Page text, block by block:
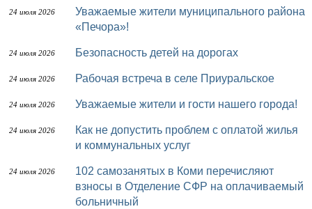
24 июля 2026
Уважаемые жители муниципального района
«Печора»!
24 июля 2026 Безопасность детей на дорогах
24 июля 2026 Рабочая встреча в селе Приуральское
24 июля 2026 Уважаемые жители и гости нашего города!
24 июля 2026
Как не допустить проблем с оплатой жилья
и коммунальных услуг
24 июля 2026
102 самозанятых в Коми перечисляют
взносы в Отделение СФР на оплачиваемый
больничный